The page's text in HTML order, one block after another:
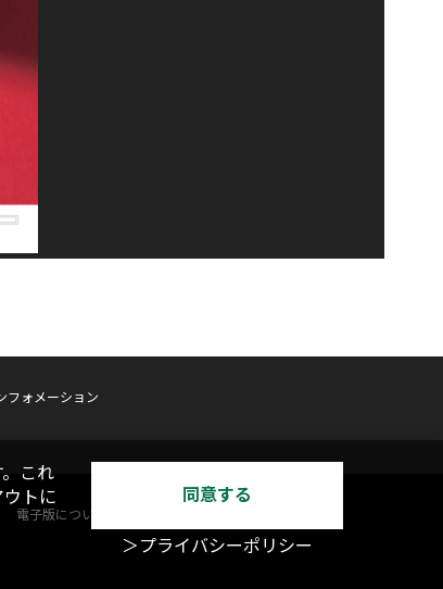
フォメーション
電子版について
これ
トに
同意する
＞プライバシーポリシー